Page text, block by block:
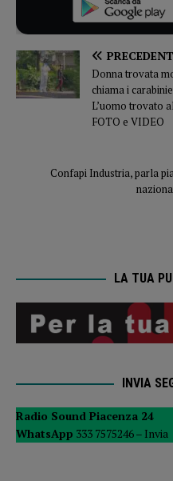
Donna trovata
chiama i
L’uomo trovato
FOTO e VIDEO
Confapi Industria, parla
LA TUA
INVIA
Radio Sound Piacenza 24
WhatsApp 333 7575246 – Invia